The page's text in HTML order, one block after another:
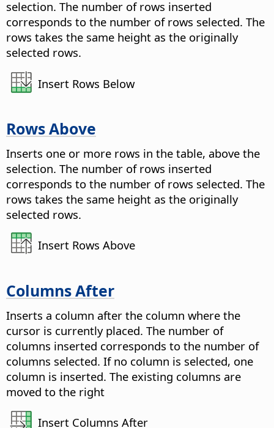
selection. The number of rows inserted
corresponds to the number of rows selected. The
rows takes the same height as the originally
selected rows.
Insert Rows Below
Rows Above
Inserts one or more rows in the table, above the
selection. The number of rows inserted
corresponds to the number of rows selected. The
rows takes the same height as the originally
selected rows.
Insert Rows Above
Columns After
Inserts a column after the column where the
cursor is currently placed. The number of
columns inserted corresponds to the number of
columns selected. If no column is selected, one
column is inserted. The existing columns are
moved to the right
Insert Columns After